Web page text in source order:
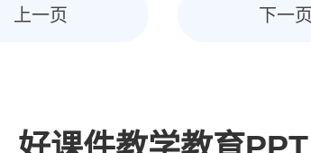
上一页 下一页